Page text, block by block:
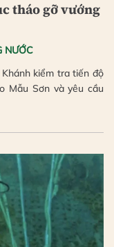
tháo gỡ vướng
NƯỚC
kiểm tra tiến độ
Mẫu Sơn và yêu cầu